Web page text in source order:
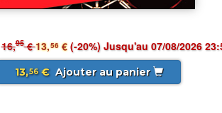
16,95€13,56€(-20%) Jusqu'au 07/08/2026
13,56€ Ajouter au panier